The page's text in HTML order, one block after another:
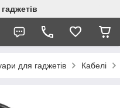
для гаджетів Кабелі